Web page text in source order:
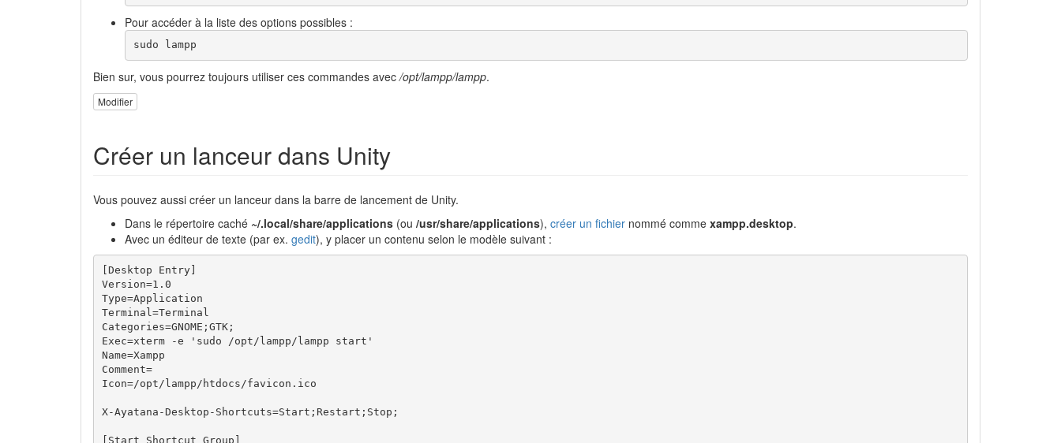
Pour accéder à la liste des options possibles :
sudo lampp
Bien sur, vous pourrez toujours utiliser ces commandes avec/opt/lampp/lampp.
Modifier
Créer un lanceur dans Unity
Vous pouvez aussi créer un lanceur dans la barre de lancement de Unity.
Dans le répertoire caché ~/.local/share/applications (ou /usr/share/applications), créer un fichier nommé comme xampp.desktop.
Avec un éditeur de texte (par ex. gedit), y placer un contenu selon le modèle suivant :
[Desktop Entry]
Version=1.0
Type=Application
Terminal=Terminal
Categories=GNOME;GTK;
Exec=xterm -e 'sudo /opt/lampp/lampp start'
Name=Xampp
Comment=
Icon=/opt/lampp/htdocs/favicon.ico
X-Ayatana-Desktop-Shortcuts=Start;Restart;Stop;
[Start Shortcut Group]